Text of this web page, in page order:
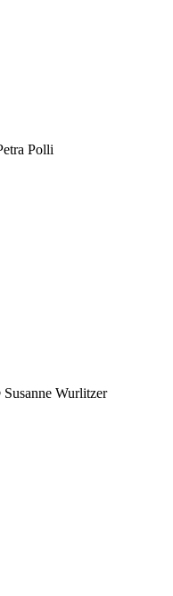
Polli
Wurlitzer